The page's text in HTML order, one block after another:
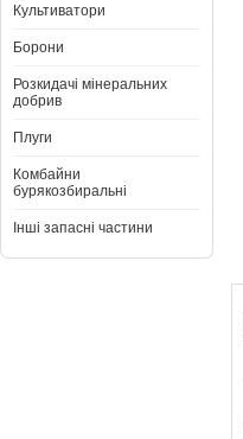
Культиватори
Борони
Розкидачі мінеральних
добрив
Плуги
Комбайни
бурякозбиральні
Інші запасні частини